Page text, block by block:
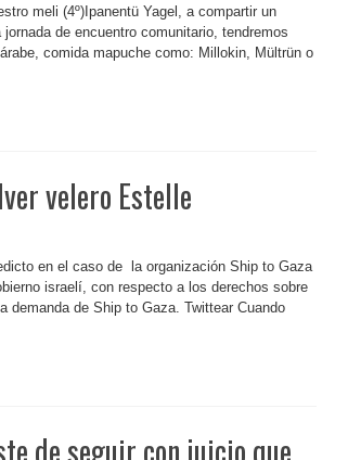
meli (4º)Ipanentü Yagel, a compartir un
de encuentro comunitario, tendremos
comida mapuche como: Millokin, Mültrün o
velero Estelle
en el caso de la organización Ship to Gaza
israelí, con respecto a los derechos sobre
de Ship to Gaza. Twittear Cuando
de seguir con juicio que